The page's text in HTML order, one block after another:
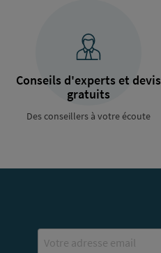
Conseils d'experts et devis
gratuits
Des conseillers à votre écoute